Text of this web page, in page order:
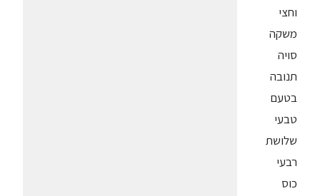
וחצי
משקה
סויה
תנובה
בטעם
טבעי
שלושת
רבעי
כוס